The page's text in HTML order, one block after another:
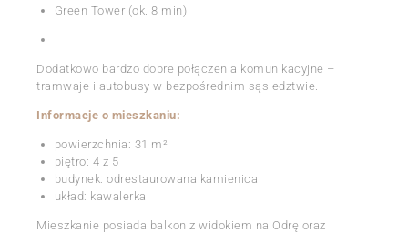
Green Tower (ok. 8 min)
Dodatkowo bardzo dobre połączenia komunikacyjne –
tramwaje i autobusy w bezpośrednim sąsiedztwie.
Informacje o mieszkaniu:
powierzchnia: 31 m²
piętro: 4 z 5
budynek: odrestaurowana kamienica
układ: kawalerka
Mieszkanie posiada balkon z widokiem na Odrę oraz